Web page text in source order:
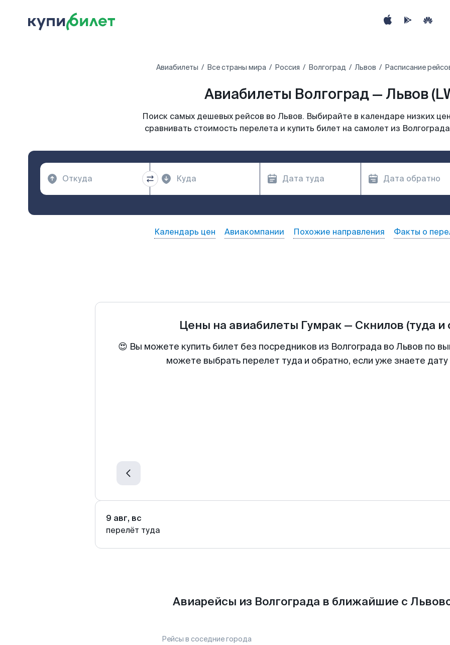
Авиабилеты Все страны мира Россия Волгоград Львов Расписание
Авиабилеты Волгоград — Львов
Поиск самых дешевых рейсов во Львов. Выбирайте в календаре низких
сравнивать стоимость перелета и купить билет на самолет из
Календарь цен Авиакомпании Похожие направления Факты о
Цены на авиабилеты Гумрак— Скнилов (туда и
😍 Вы можете купить билет без посредников из Волгограда во Львов по
можете выбрать перелет туда и обратно, если уже знаете
9 авг, вс
перелёт туда
Авиарейсы из Волгограда в ближайшие с
Рейсы в соседние города